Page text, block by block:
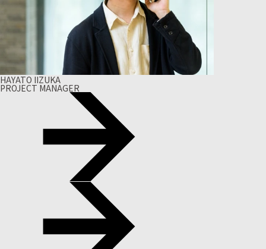
HAYATO IIZUKA
PROJECT MANAGER